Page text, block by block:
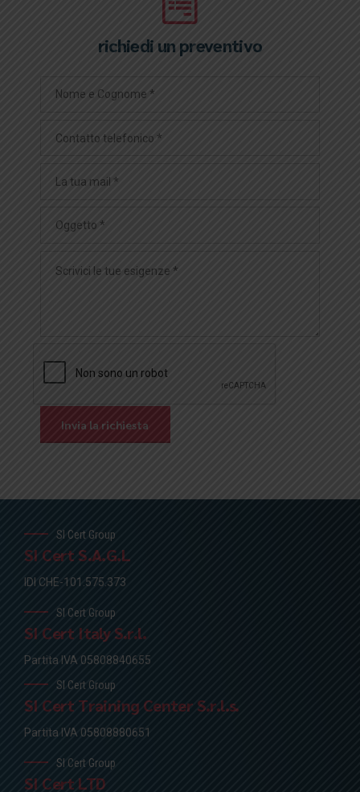
richiedi un preventivo
SI Cert Group
SI Cert S.A.G.L
IDI CHE-101.575.373
SI Cert Group
SI Cert Italy S.r.l.
Partita IVA 05808840655
SI Cert Group
SI Cert Training Center S.r.l.s.
Partita IVA 05808880651
SI Cert Group
SI Cert LTD